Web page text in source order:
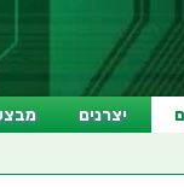
יצרנים